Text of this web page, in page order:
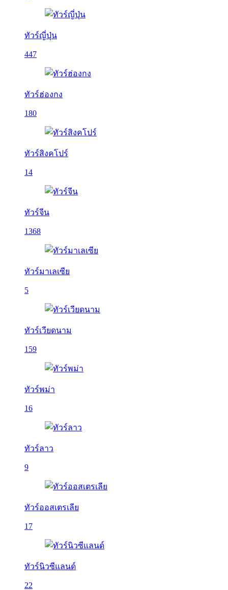
ทัวร์ญี่ปุ่น
447
ทัวร์ฮ่องกง
180
ทัวร์สิงคโปร์
14
ทัวร์จีน
1368
ทัวร์มาเลเซีย
5
ทัวร์เวียดนาม
159
ทัวร์พม่า
16
ทัวร์ลาว
9
ทัวร์ออสเตรเลีย
17
ทัวร์นิวซีแลนด์
22